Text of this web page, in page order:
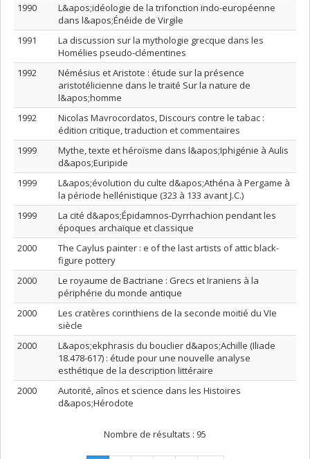
1990
L&apos;idéologie de la trifonction indo-européenne
dans l&apos;Énéide de Virgile
1991
La discussion sur la mythologie grecque dans les
Homélies pseudo-clémentines
1992
Némésius et Aristote : étude sur la présence
aristotélicienne dans le traité Sur la nature de
l&apos;homme
1992
Nicolas Mavrocordatos, Discours contre le tabac :
édition critique, traduction et commentaires
1999
Mythe, texte et héroïsme dans l&apos;Iphigénie à Aulis
d&apos;Euripide
1999
L&apos;évolution du culte d&apos;Athéna à Pergame à
la période hellénistique (323 à 133 avant J.C.)
1999
La cité d&apos;Épidamnos-Dyrrhachion pendant les
époques archaïque et classique
2000
The Caylus painter : e of the last artists of attic black-
figure pottery
2000
Le royaume de Bactriane : Grecs et Iraniens à la
périphérie du monde antique
2000
Les cratères corinthiens de la seconde moitié du VIe
siècle
2000
L&apos;ekphrasis du bouclier d&apos;Achille (Iliade
18.478-617) : étude pour une nouvelle analyse
esthétique de la description littéraire
2000
Autorité, aînos et science dans les Histoires
d&apos;Hérodote
Nombre de résultats : 95